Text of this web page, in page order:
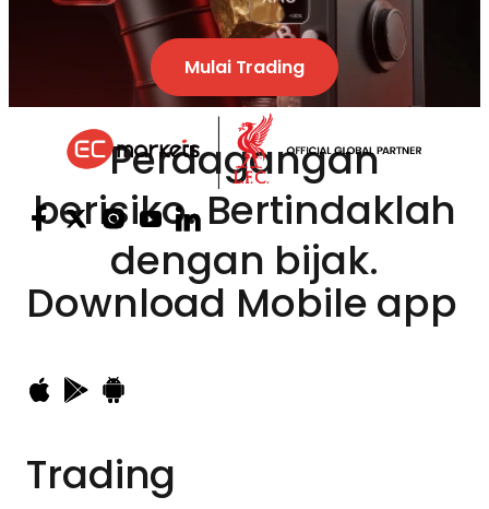
Mulai Trading
Perdagangan
berisiko. Bertindaklah
dengan bijak.
Download Mobile app
Trading